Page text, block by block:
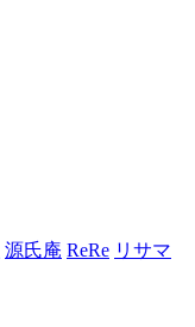
源氏庵 ReRe リサマ